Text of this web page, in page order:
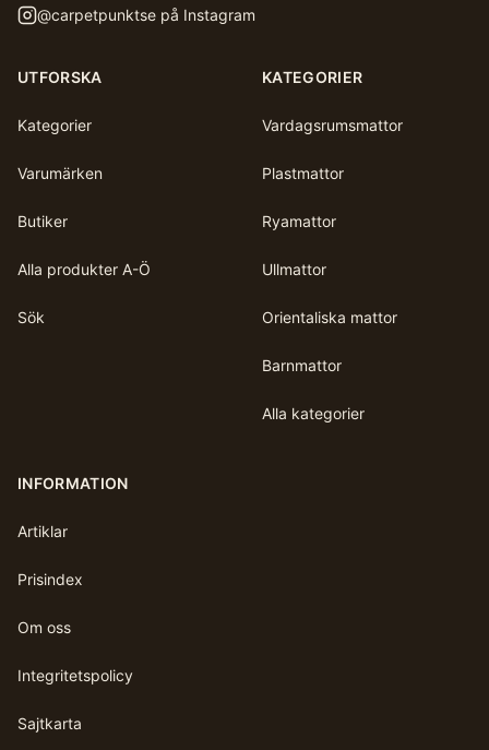
@carpetpunktse på Instagram
UTFORSKA
Kategorier
Varumärken
Butiker
Alla produkter A-Ö
Sök
KATEGORIER
Vardagsrumsmattor
Plastmattor
Ryamattor
Ullmattor
Orientaliska mattor
Barnmattor
Alla kategorier
INFORMATION
Artiklar
Prisindex
Om oss
Integritetspolicy
Sajtkarta